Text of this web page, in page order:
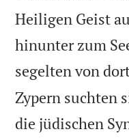
Heiligen Geist
hinunter zum
segelten von
Zypern suchten
die jüdischen